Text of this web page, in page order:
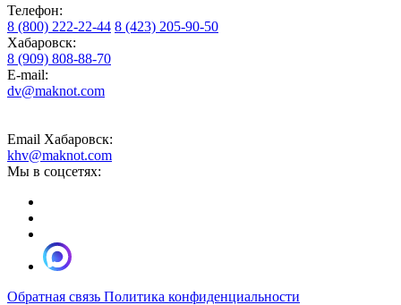
Телефон:
8 (800) 222-22-44 8 (423) 205-90-50
Хабаровск:
8 (909) 808-88-70
E-mail:
dv@maknot.com
Email Хабаровск:
khv@maknot.com
Мы в соцсетях:
Обратная связь Политика конфиденциальности